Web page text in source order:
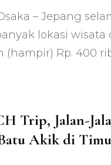
– Jepang
lokasi
Rp. 400
Trip, Jalan-
Akik di